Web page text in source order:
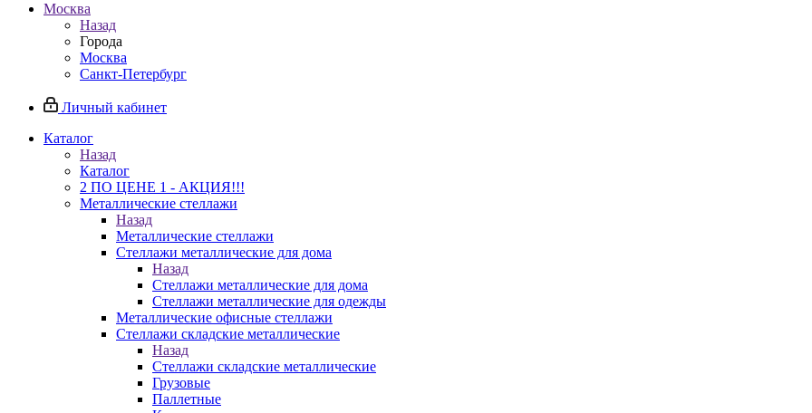
Москва
Назад
Города
Москва
Санкт-Петербург
Личный кабинет
Каталог
Назад
Каталог
2 ПО ЦЕНЕ 1 - АКЦИЯ!!!
Металлические стеллажи
Назад
Металлические стеллажи
Стеллажи металлические для дома
Назад
Стеллажи металлические для дома
Стеллажи металлические для одежды
Металлические офисные стеллажи
Стеллажи складские металлические
Назад
Стеллажи складские металлические
Грузовые
Паллетные